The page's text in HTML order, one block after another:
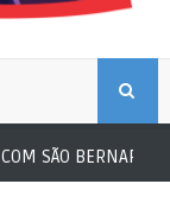
SÃO BERNARDO